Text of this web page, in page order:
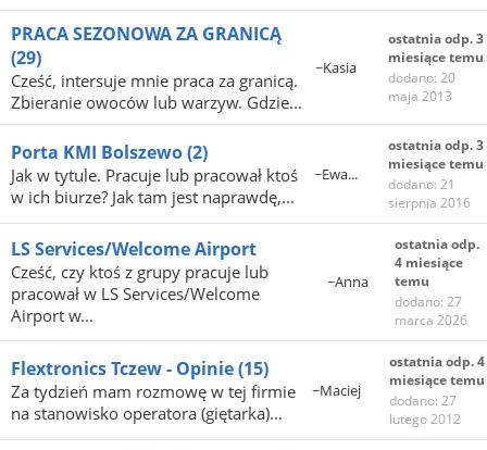
PRACA SEZONOWA ZA GRANICĄ
(29)
Cześć, intersuje mnie praca za granicą.
Zbieranie owoców lub warzyw. Gdzie...
~Kasia
ostatnia odp. 3
miesiące temu
dodano: 20
maja 2013
Porta KMI Bolszewo(2)
Jak w tytule. Pracuje lub pracował ktoś
w ich biurze? Jak tam jest naprawdę,...
~Ewa...
ostatnia odp. 3
miesiące temu
dodano: 21
sierpnia 2016
LS Services/Welcome Airport
Cześć, czy ktoś z grupy pracuje lub
pracował w LS Services/Welcome
Airport w...
~Anna
ostatnia odp.
4 miesiące
temu
dodano: 27
marca 2026
Flextronics Tczew - Opinie(15)
Za tydzień mam rozmowę w tej firmie
na stanowisko operatora (giętarka)...
~Maciej
ostatnia odp. 4
miesiące temu
dodano: 27
lutego 2012